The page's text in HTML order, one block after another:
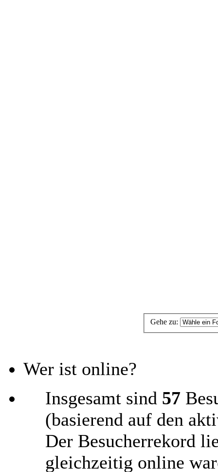
Gehe zu:
Wer ist online?
Insgesamt sind 57
(basierend auf den
Der Besucherrekord
gleichzeitig online